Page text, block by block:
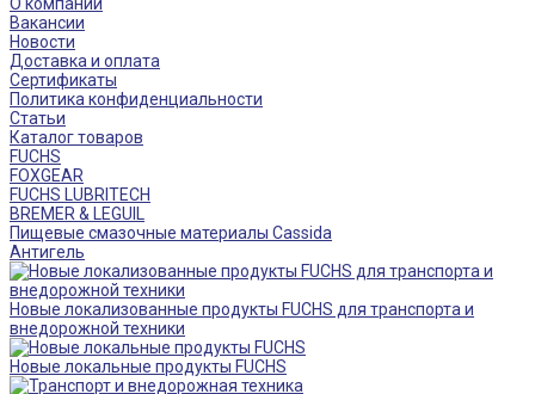
Вакансии
Новости
Доставка и оплата
Сертификаты
Политика конфиденциальности
Статьи
Каталог товаров
FUCHS
FOXGEAR
FUCHS LUBRITECH
BREMER & LEGUIL
Пищевые смазочные материалы Cassida
Антигель
Новые локализованные продукты FUCHS для транспорта и
внедорожной техники
Новые локальные продукты FUCHS